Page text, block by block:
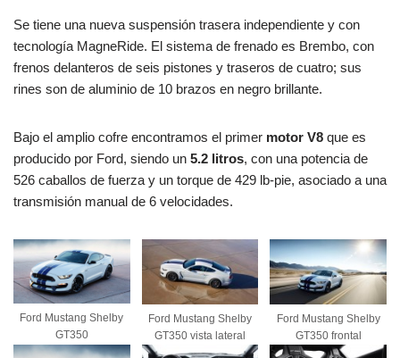
Se tiene una nueva suspensión trasera independiente y con
tecnología MagneRide. El sistema de frenado es Brembo, con
frenos delanteros de seis pistones y traseros de cuatro; sus
rines son de aluminio de 10 brazos en negro brillante.
Bajo el amplio cofre encontramos el primer motor V8 que es
producido por Ford, siendo un 5.2 litros, con una potencia de
526 caballos de fuerza y un torque de 429 lb-pie, asociado a una
transmisión manual de 6 velocidades.
Ford Mustang Shelby
GT350
Ford Mustang Shelby
GT350 vista lateral
Ford Mustang Shelby
GT350 frontal